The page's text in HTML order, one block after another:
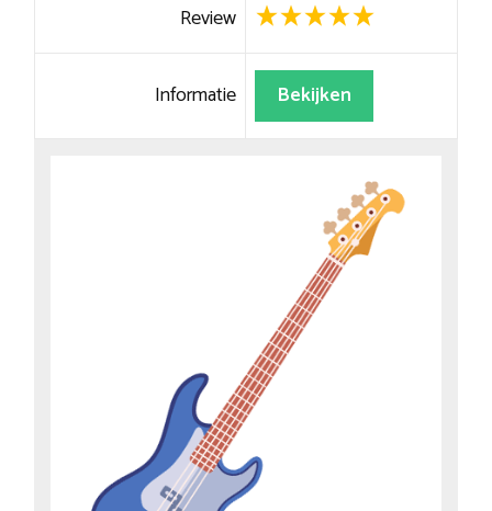
Review
Informatie Bekijken